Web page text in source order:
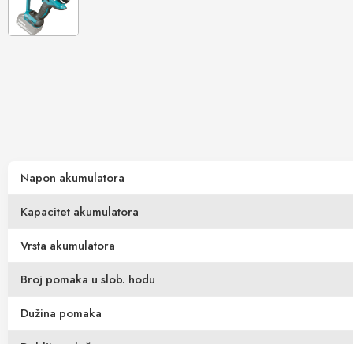
Napon akumulatora
Kapacitet akumulatora
Vrsta akumulatora
Broj pomaka u slob. hodu
Dužina pomaka